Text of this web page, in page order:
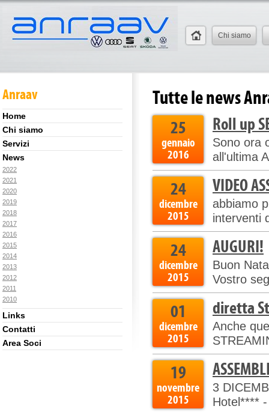
Chi siamo
Anraav
Home
Chi siamo
Servizi
News
2022
2021
2020
2019
2018
2017
2016
2015
2014
2013
2012
2011
2010
Links
Contatti
Area Soci
Tutte le news
25
gennaio
2016
Roll up
Sono ora
all'ultima
24
dicembre
2015
VIDEO
abbiamo
interventi
24
dicembre
2015
AUGURI!
Buon
Vostro
01
dicembre
2015
diretta
Anche
19
novembre
2015
3
Hotel****